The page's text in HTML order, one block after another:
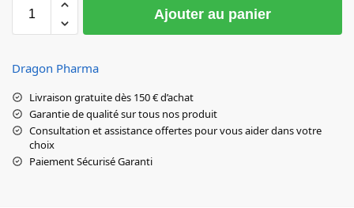
Ajouter au panier
Dragon Pharma
Livraison gratuite dès 150 € d’achat
Garantie de qualité sur tous nos produit
Consultation et assistance offertes pour vous aider dans votre
choix
Paiement Sécurisé Garanti